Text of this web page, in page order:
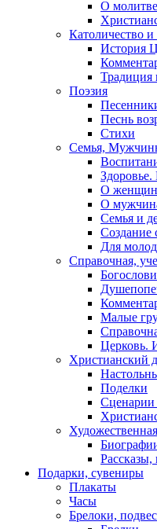
О молитве
Католичество и
История
Традиция
Поэзия
Песнь
Стихи
Семья,
О
О
Семья и
Создание
Для
Справочная,
Малые
Церковь.
Христианский
Поделки
Сценарии
Подарки, сувениры
Плакаты
Часы
Брелоки,